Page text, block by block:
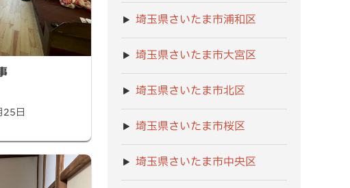
日
埼玉県さいたま市浦和区
埼玉県さいたま市大宮区
埼玉県さいたま市北区
埼玉県さいたま市桜区
埼玉県さいたま市中央区